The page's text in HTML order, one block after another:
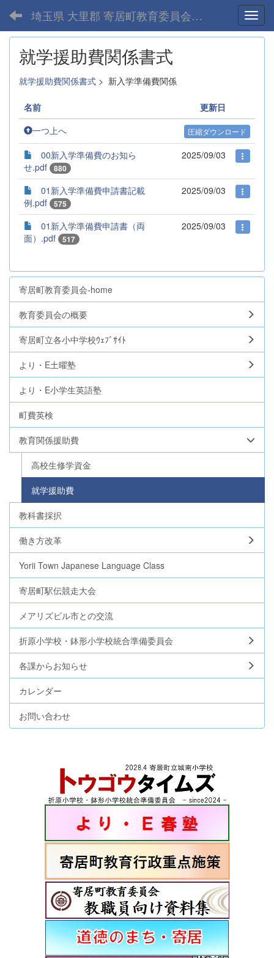
埼玉県 大里郡 寄居町教育委員会-home
就学援助費関係書式
就学援助費関係書式 > 新入学準備費関係
名前
更新日
一つ上へ
圧縮ダウンロード
00新入学準備費のお知ら
せ.pdf
880
2025/09/03
01新入学準備費申請書記載
例.pdf
575
2025/09/03
01新入学準備費申請書（両
面）.pdf
517
2025/09/03
寄居町教育委員会-home
教育委員会の概要
寄居町立各小中学校ｳｪﾌﾞｻｲﾄ
より・E土曜塾
より・E小学生英語塾
町費英検
教育関係援助費
高校生修学資金
就学援助費
教科書採択
働き方改革
Yorii Town Japanese Language Class
寄居町駅伝競走大会
メアリズビル市との交流
折原小学校・鉢形小学校統合準備委員会
各課からお知らせ
カレンダー
お問い合わせ